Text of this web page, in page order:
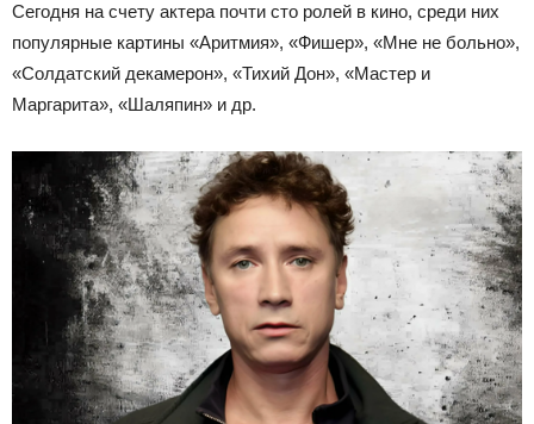
Сегодня на счету актера почти сто ролей в кино, среди них
популярные картины «Аритмия», «Фишер», «Мне не больно»,
«Солдатский декамерон», «Тихий Дон», «Мастер и
Маргарита», «Шаляпин» и др.